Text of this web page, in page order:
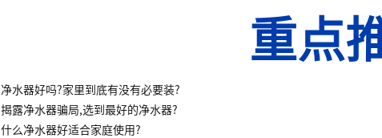
重点
净水器好吗?家里到底有没有必要装?
揭露净水器骗局,选到最好的净水器?
什么净水器好适合家庭使用?